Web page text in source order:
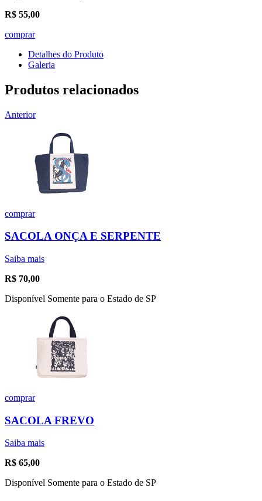
R$ 55,00
comprar
Detalhes do Produto
Galeria
Produtos relacionados
Anterior
comprar
SACOLA ONÇA E SERPENTE
Saiba mais
R$ 70,00
Disponível Somente para o Estado de SP
comprar
SACOLA FREVO
Saiba mais
R$ 65,00
Disponível Somente para o Estado de SP